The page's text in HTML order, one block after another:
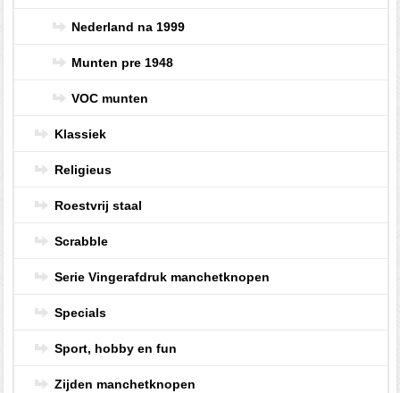
Nederland na 1999
Munten pre 1948
VOC munten
Klassiek
Religieus
Roestvrij staal
Scrabble
Serie Vingerafdruk manchetknopen
Specials
Sport, hobby en fun
Zijden manchetknopen